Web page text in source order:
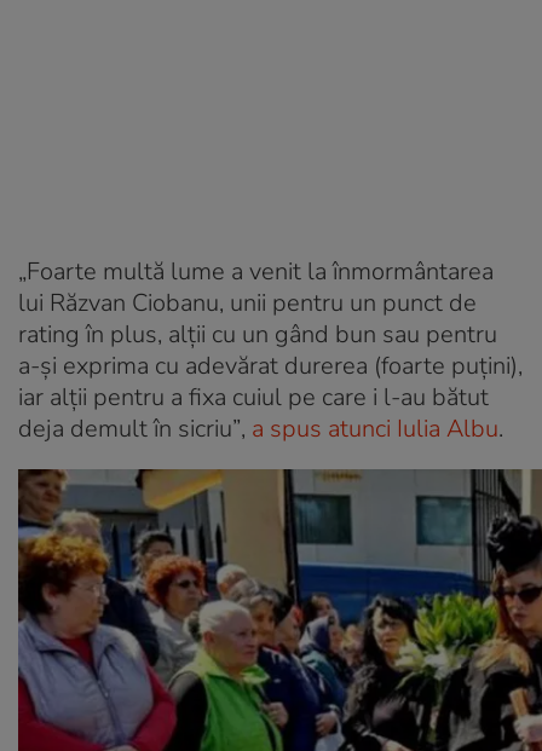
„Foarte multă lume a venit la înmormântarea
lui Răzvan Ciobanu, unii pentru un punct de
rating în plus, alţii cu un gând bun sau pentru
a-şi exprima cu adevărat durerea (foarte puţini),
iar alţii pentru a fixa cuiul pe care i l-au bătut
deja demult în sicriu”, a spus atunci Iulia Albu.